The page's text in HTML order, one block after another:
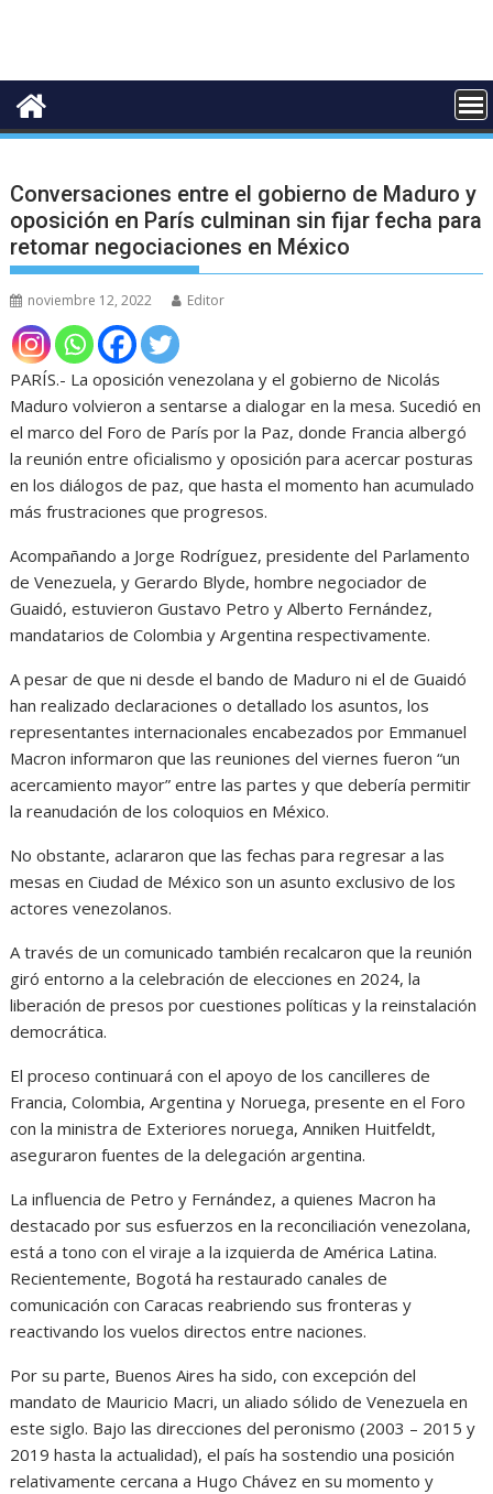
Conversaciones entre el gobierno de Maduro y
oposición en París culminan sin fijar fecha para
retomar negociaciones en México
noviembre 12, 2022 Editor
PARÍS.- La oposición venezolana y el gobierno de Nicolás
Maduro volvieron a sentarse a dialogar en la mesa. Sucedió en
el marco del Foro de París por la Paz, donde Francia albergó
la reunión entre oficialismo y oposición para acercar posturas
en los diálogos de paz, que hasta el momento han acumulado
más frustraciones que progresos.
Acompañando a Jorge Rodríguez, presidente del Parlamento
de Venezuela, y Gerardo Blyde, hombre negociador de
Guaidó, estuvieron Gustavo Petro y Alberto Fernández,
mandatarios de Colombia y Argentina respectivamente.
A pesar de que ni desde el bando de Maduro ni el de Guaidó
han realizado declaraciones o detallado los asuntos, los
representantes internacionales encabezados por Emmanuel
Macron informaron que las reuniones del viernes fueron “un
acercamiento mayor” entre las partes y que debería permitir
la reanudación de los coloquios en México.
No obstante, aclararon que las fechas para regresar a las
mesas en Ciudad de México son un asunto exclusivo de los
actores venezolanos.
A través de un comunicado también recalcaron que la reunión
giró entorno a la celebración de elecciones en 2024, la
liberación de presos por cuestiones políticas y la reinstalación
democrática.
El proceso continuará con el apoyo de los cancilleres de
Francia, Colombia, Argentina y Noruega, presente en el Foro
con la ministra de Exteriores noruega, Anniken Huitfeldt,
aseguraron fuentes de la delegación argentina.
La influencia de Petro y Fernández, a quienes Macron ha
destacado por sus esfuerzos en la reconciliación venezolana,
está a tono con el viraje a la izquierda de América Latina.
Recientemente, Bogotá ha restaurado canales de
comunicación con Caracas reabriendo sus fronteras y
reactivando los vuelos directos entre naciones.
Por su parte, Buenos Aires ha sido, con excepción del
mandato de Mauricio Macri, un aliado sólido de Venezuela en
este siglo. Bajo las direcciones del peronismo (2003 – 2015 y
2019 hasta la actualidad), el país ha sostendio una posición
relativamente cercana a Hugo Chávez en su momento y